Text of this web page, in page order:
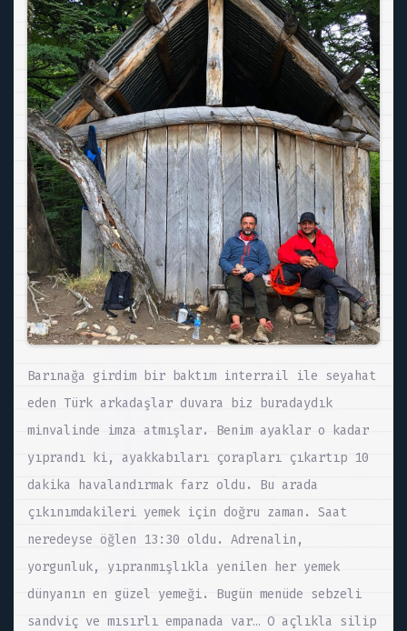
Barınağa girdim bir baktım interrail ile seyahat
eden Türk arkadaşlar duvara biz buradaydık
minvalinde imza atmışlar. Benim ayaklar o kadar
yıprandı ki, ayakkabıları çorapları çıkartıp 10
dakika havalandırmak farz oldu. Bu arada
çıkınımdakileri yemek için doğru zaman. Saat
neredeyse öğlen 13:30 oldu. Adrenalin,
yorgunluk, yıpranmışlıkla yenilen her yemek
dünyanın en güzel yemeği. Bugün menüde sebzeli
sandviç ve mısırlı empanada var… O açlıkla silip